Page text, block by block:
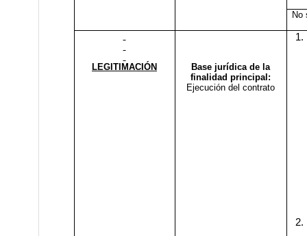
No
LEGITIMACIÓN
Base jurídica de la
finalidad principal:
Ejecución del contrato
1.
2.